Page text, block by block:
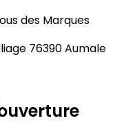
des Marques
76390 Aumale